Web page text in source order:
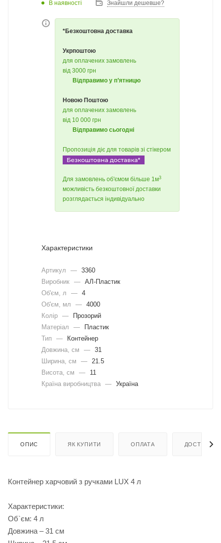
В наявності Знайшли дешевше?
*Безкоштовна доставка
Укрпоштою
для оплачених замовлень
від 3000 грн
Відправимо у п’ятницю
Новою Поштою
для оплачених замовлень
від 10 000 грн
Відправимо сьогодні
Пропозиція діє для товарів зі стікером
Для замовлень об'ємом більше 1м3
можливість безкоштовної доставки
розглядається індивідуально
Характеристики
Артикул — 3360
Виробник — АЛ-Пластик
Об'єм, л
— 4
Об'єм, мл
— 4000
Колір —
Прозорий
Матеріал
—
Пластик
Тип
—
Контейнер
Довжина, cм
— 31
Ширина, cм
—
21.5
Висота, см
—
11
Країна виробництва — Україна
ОПИС ЯК КУПИТИ ОПЛАТА ДОСТАВКА
Контейнер харчовий з ручками LUX 4 л
Характеристики:
Об`єм: 4 л
Довжина – 31 см